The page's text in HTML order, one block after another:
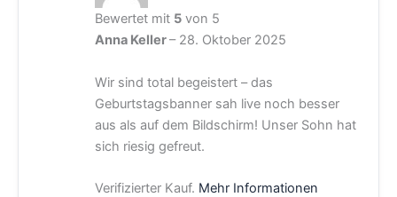
Bewertet mit 5von 5
Anna Keller– 28. Oktober 2025
Wir sind total begeistert – das
Geburtstagsbanner sah live noch besser
aus als auf dem Bildschirm! Unser Sohn hat
sich riesig gefreut.
Verifizierter Kauf. Mehr Informationen